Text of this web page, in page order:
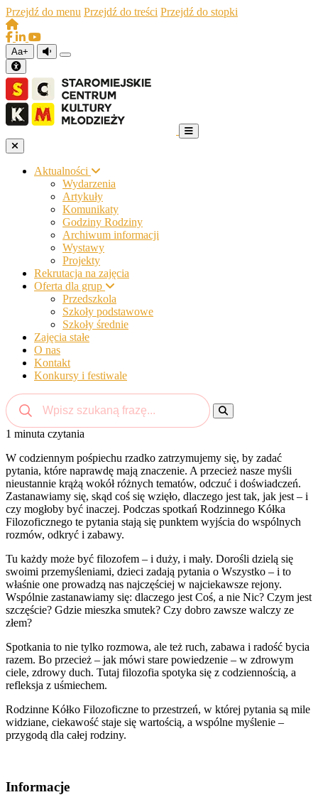
Przejdź do menu Przejdź do treści Przejdź do stopki
Aa+
Aktualności
Wydarzenia
Artykuły
Komunikaty
Godziny Rodziny
Archiwum informacji
Wystawy
Projekty
Rekrutacja na zajęcia
Oferta dla grup
Przedszkola
Szkoły podstawowe
Szkoły średnie
Zajęcia stałe
O nas
Kontakt
Konkursy i festiwale
1 minuta czytania
W codziennym pośpiechu rzadko zatrzymujemy się, by zadać
pytania, które naprawdę mają znaczenie. A przecież nasze myśli
nieustannie krążą wokół różnych tematów, odczuć i doświadczeń.
Zastanawiamy się, skąd coś się wzięło, dlaczego jest tak, jak jest – i
czy mogłoby być inaczej. Podczas spotkań Rodzinnego Kółka
Filozoficznego te pytania stają się punktem wyjścia do wspólnych
rozmów, odkryć i zabawy.
Tu każdy może być filozofem – i duży, i mały. Dorośli dzielą się
swoimi przemyśleniami, dzieci zadają pytania o Wszystko – i to
właśnie one prowadzą nas najczęściej w najciekawsze rejony.
Wspólnie zastanawiamy się: dlaczego jest Coś, a nie Nic? Czym jest
szczęście? Gdzie mieszka smutek? Czy dobro zawsze walczy ze
złem?
Spotkania to nie tylko rozmowa, ale też ruch, zabawa i radość bycia
razem. Bo przecież – jak mówi stare powiedzenie – w zdrowym
ciele, zdrowy duch. Tutaj filozofia spotyka się z codziennością, a
refleksja z uśmiechem.
Rodzinne Kółko Filozoficzne to przestrzeń, w której pytania są mile
widziane, ciekawość staje się wartością, a wspólne myślenie –
przygodą dla całej rodziny.
Informacje